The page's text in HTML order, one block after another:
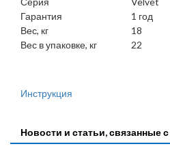
Гарантия
1 год
Вес, кг
18
Вес в упаковке, кг
22
Инструкция
Новости и статьи, связанные